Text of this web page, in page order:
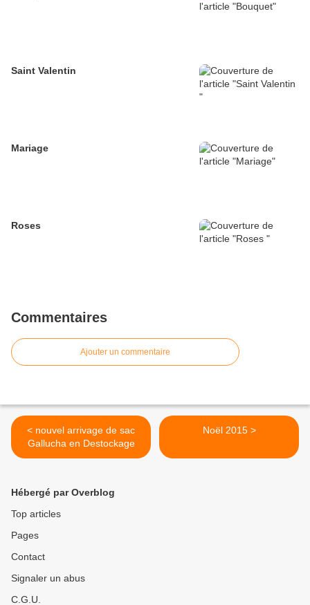
Saint Valentin
Mariage
Roses
Commentaires
Ajouter un commentaire
< nouvel arrivage de sac
Gallucha en Destockage
Noël 2015 >
Hébergé par Overblog
Top articles
Pages
Contact
Signaler un abus
C.G.U.